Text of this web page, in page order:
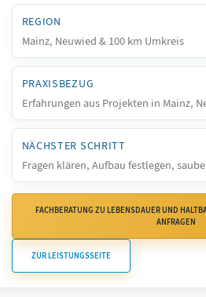
REGION
Mainz, Neuwied & 100 km Umkreis
PRAXISBEZUG
Erfahrungen aus Projekten in Mainz,
NÄCHSTER SCHRITT
Fragen klären, Aufbau festlegen,
FACHBERATUNG ZU LEBENSDAUER UND
ANFRAGEN
ZUR LEISTUNGSSEITE